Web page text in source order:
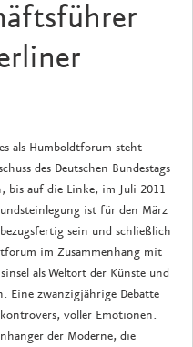
als Humboldtforum steht
des Deutschen Bundestags
bis auf die Linke, im Juli 2011
ist für den März
sein und schließlich
im Zusammenhang mit
als Weltort der Künste und
Eine zwanzigjährige Debatte
voller Emotionen.
der Moderne, die